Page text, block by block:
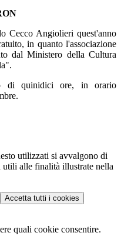
Cecco Angiolieri quest'anno
in quanto l'associazione
dal Ministero della Cultura
di quinidici ore, in orario
utilizzati si avvalgono di
utili alle finalità illustrate nella
Accetta tutti i cookies
quali cookie consentire.